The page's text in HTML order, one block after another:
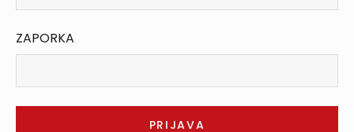
ZAPORKA